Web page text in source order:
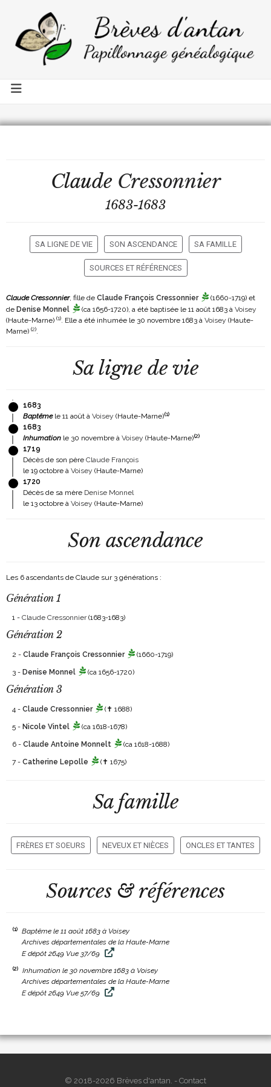
Claude Cressonnier
1683-1683
SA LIGNE DE VIE SON ASCENDANCE SA FAMILLE
SOURCES ET RÉFÉRENCES
Claude Cressonnier, fille de Claude François Cressonnier (1660-1719) et
de Denise Monnel (ca 1656-1720), a été baptisée le 11 août 1683 à Voisey
(Haute-Marne) (1). Elle a été inhumée le 30 novembre 1683 à Voisey (Haute-
Marne) (2).
Sa ligne de vie
1683
Baptêmele 11 août à Voisey (Haute-Marne)(1)
1683
Inhumation le 30 novembre à Voisey (Haute-Marne)(2)
1719
Décès de son père Claude François
le 19 octobre à Voisey (Haute-Marne)
1720
Décès de sa mère Denise Monnel
le 13 octobre à Voisey (Haute-Marne)
Son ascendance
Les 6 ascendants de Claude sur 3 générations :
Génération 1
1 - Claude Cressonnier(1683-1683)
Génération 2
2 - Claude François Cressonnier (1660-1719)
3 - Denise Monnel (ca 1656-1720)
Génération 3
4 - Claude Cressonnier (✝ 1688)
5 - Nicole Vintel (ca 1618-1678)
6 - Claude Antoine Monnelt (ca 1618-1688)
7 - Catherine Lepolle (✝ 1675)
Sa famille
FRÈRES ET SOEURS NEVEUX ET NIÈCES ONCLES ET TANTES
Sources & références
(1)
Baptême le 11 août 1683 à Voisey
Archives départementales de la Haute-Marne
E dépôt 2649 Vue 37/69
(2)
Inhumation le 30 novembre 1683 à Voisey
Archives départementales de la Haute-Marne
E dépôt 2649 Vue 57/69
© 2018-2026 Brèves d'antan. - Contact